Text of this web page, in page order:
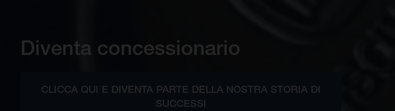
Diventa concessionario
CLICCA QUI E DIVENTA PARTE DELLA NOSTRA STORIA DI
SUCCESSI